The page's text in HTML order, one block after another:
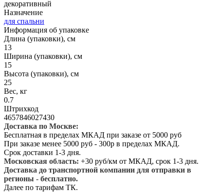
декоративный
Назначение
для спальни
Информация об упаковке
Длина (упаковки), см
13
Ширина (упаковки), см
15
Высота (упаковки), см
25
Вес, кг
0.7
Штрихкод
4657846027430
Доставка по Москве:
Бесплатная в пределах МКАД при заказе от 5000 руб
При заказе менее 5000 руб - 300р в пределах МКАД.
Срок доставки 1-3 дня.
Московская область: +30 руб/км от МКАД, срок 1-3 дня.
Доставка до транспортной компании для отправки в
регионы - бесплатно.
Далее по тарифам ТК.